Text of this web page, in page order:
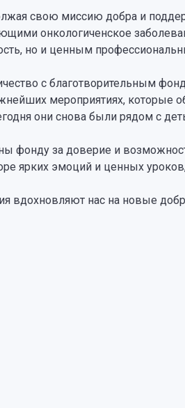
свою миссию добра и
онкологиченское
но и ценным
с благотворительным
мероприятиях, которые
они снова были рядом с
фонду за доверие и
ярких эмоций и ценных
вдохновляют нас на новые